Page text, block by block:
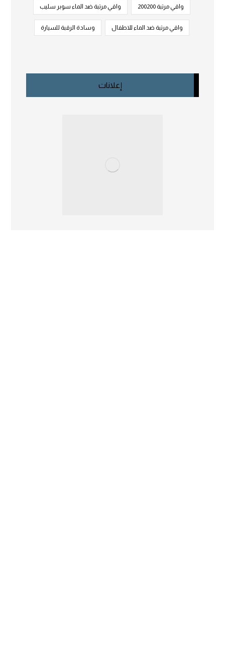
واقي مرتبة 200200 واقي مرتبة ضد الماء سوبر سليب
واقي مرتبة ضد الماء للاطفال وسادة الرقبة للسيارة
إعلانات